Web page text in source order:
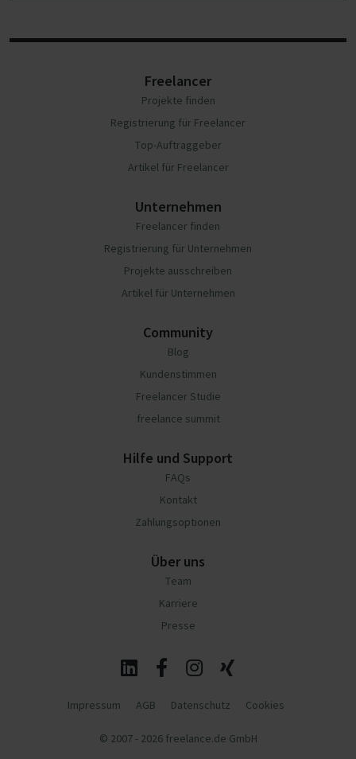
Freelancer
Projekte finden
Registrierung für Freelancer
Top-Auftraggeber
Artikel für Freelancer
Unternehmen
Freelancer finden
Registrierung für Unternehmen
Projekte ausschreiben
Artikel für Unternehmen
Community
Blog
Kundenstimmen
Freelancer Studie
freelance summit
Hilfe und Support
FAQs
Kontakt
Zahlungsoptionen
Über uns
Team
Karriere
Presse
Impressum AGB Datenschutz Cookies
© 2007 - 2026 freelance.de GmbH